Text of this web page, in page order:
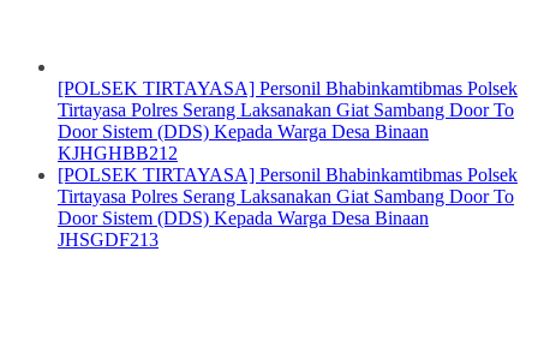
[POLSEK TIRTAYASA] Personil Bhabinkamtibmas Polsek
Tirtayasa Polres Serang Laksanakan Giat Sambang Door To
Door Sistem (DDS) Kepada Warga Desa Binaan
KJHGHBB212
[POLSEK TIRTAYASA] Personil Bhabinkamtibmas Polsek
Tirtayasa Polres Serang Laksanakan Giat Sambang Door To
Door Sistem (DDS) Kepada Warga Desa Binaan
JHSGDF213